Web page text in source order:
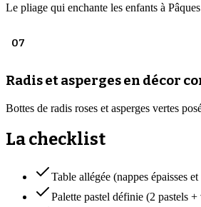
Le pliage qui enchante les enfants à
07
Radis et asperges en décor
Bottes de radis roses et asperges vertes
La checklist
Table allégée (nappes épaisses
Palette pastel définie (2 pastels